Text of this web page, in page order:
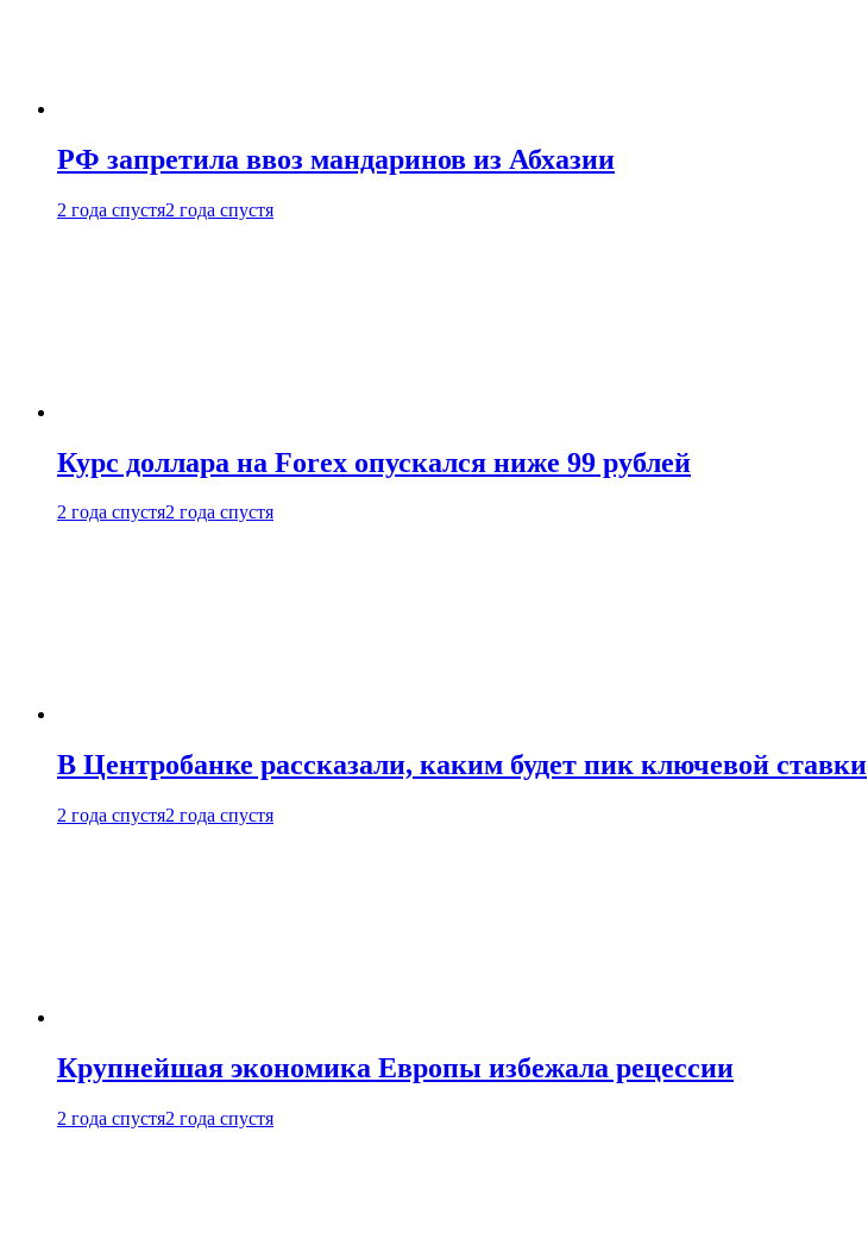
РФ запретила ввоз мандаринов из Абхазии
2 года спустя2 года спустя
Курс доллара на Forex опускался ниже 99 рублей
2 года спустя2 года спустя
В Центробанке рассказали, каким будет пик ключевой ставки
2 года спустя2 года спустя
Крупнейшая экономика Европы избежала рецессии
2 года спустя2 года спустя